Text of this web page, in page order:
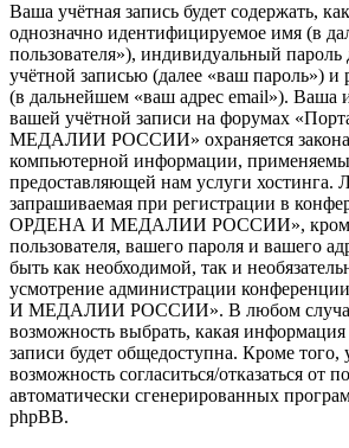
Ваша учётная запись будет содержать,
однозначно идентифицируемое имя (в
пользователя»), индивидуальный пароль
учётной записью (далее «ваш пароль») и
(в дальнейшем «ваш адрес email»). Ваша
вашей учётной записи на форумах
МЕДАЛИИ РОССИИ» охраняется
компьютерной информации,
предоставляющей нам услуги хостинга.
запрашиваемая при регистрации в
ОРДЕНА И МЕДАЛИИ РОССИИ», кроме
пользователя, вашего пароля и вашего
быть как необходимой, так и
усмотрение администрации
И МЕДАЛИИ РОССИИ». В любом случае
возможность выбрать, какая
записи будет общедоступна. Кроме того,
возможность согласиться/отказаться от
автоматически сгенерированных
phpBB.